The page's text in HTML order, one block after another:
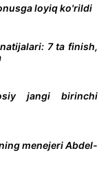
loyiq ko'rildi
7 ta finish,
jangi birinchi
menejeri Abdel-